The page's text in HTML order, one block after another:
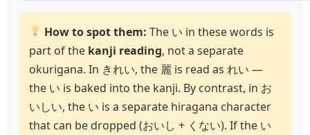
How to spot them: The い in these words is
part of the kanji reading, not a separate
okurigana. In きれい, the 麗 is read as れい —
the い is baked into the kanji. By contrast, in お
いしい, the い is a separate hiragana character
that can be dropped (おいし + くない). If the い